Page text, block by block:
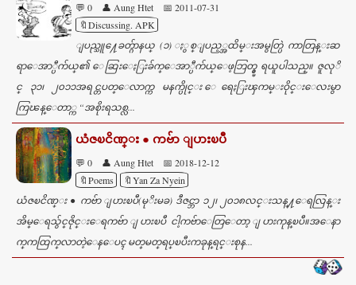
💬 0 👤 Aung Htet
📅 2011-07-31
🔖Discussing. APK
ျပည္သူ႔ေခတ္ဂ်ာနယ္ (၁) ႏွစ္ျပည့္အထိမ္းအမွတ္ပြဲ ကာတြန္းဆ
ရာေအာ္ပီက်ယ္၏ ေဆြးေႏြးခ်က္ေအာ္ပီက်ယ္ေဖ့ဘြတ္ခ္မွ ရယူပါသည္။ ဇူလုိ
င္ ၃၁၊ ၂၀၁၁အရင္တပတ္ေလာက္က မနက္ပိုင္း ေရေႏြးၾကမ္းဝိုင္းေလးမွာ
ကြၽန္ေတာ္က “အစိုးရသစ္လ...
ယံဇၿငိဏ္​း ● ကဗ်ာ ျပားၿပီ
💬 0 👤 Aung Htet
📅 2018-12-12
🔖Poems
🔖Yan Za Nyein
ယံဇၿငိဏ္​း ● ကဗ်ာ ျပားၿပီ(မုိးမခ) ဒီဇင္ဘာ ၁၂၊ ၂၀၁၈လင္​းသန္​႔​ေရလြန္​း
အိမ္​​ေရသွ်င္​ဇိုင္​း​ေရကဗ်ာ ျပားၿပီ ငါ့ကဗ်ာ​ေတြ​ေတာ့ ျပားကုန္​ၿပီ။အ​ေနာ
က္​ကထြက္​လာတဲ့​ေန​ေပၚ မတ္​မတ္​ရပ္​ၿပီးကခုန္​ရင္​းစုန...